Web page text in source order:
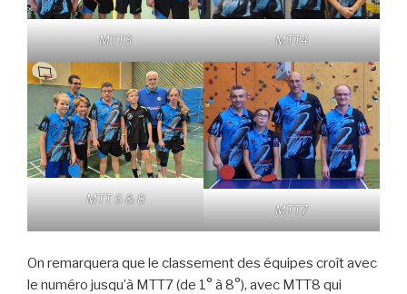
MTT3 MTT4
MTT 6 & 8
MTT7
On remarquera que le classement des équipes croît avec
le numéro jusqu’à MTT7 (de 1° à 8°), avec MTT8 qui